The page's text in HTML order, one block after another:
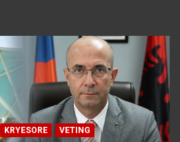
KRYESORE VETING